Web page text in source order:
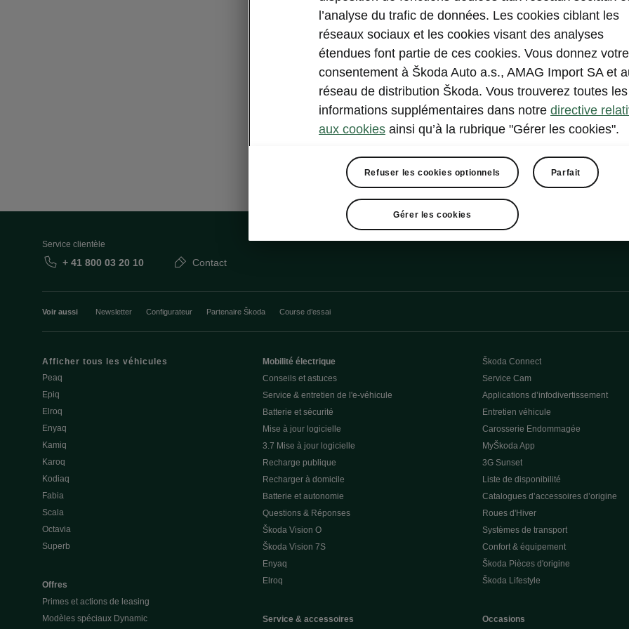
Service clientèle
+ 41 800 03 20 10 Contact
Voir aussi Newsletter Configurateur Partenaire Škoda Course d’essai
Afficher tous les véhicules
Peaq
Epiq
Elroq
Enyaq
Kamiq
Karoq
Kodiaq
Fabia
Scala
Octavia
Superb
Offres
Primes et actions de leasing
Modèles spéciaux Dynamic
Mobilité électrique
Conseils et astuces
Service & entretien de l'e-véhicule
Batterie et sécurité
Mise à jour logicielle
3.7 Mise à jour logicielle
Recharge publique
Recharger à domicile
Batterie et autonomie
Questions & Réponses
Škoda Vision O
Škoda Vision 7S
Enyaq
Elroq
Service & accessoires
Škoda Connect
Service Cam
Applications d’infodivertissement
Entretien véhicule
Carosserie Endommagée
MyŠkoda App
3G Sunset
Liste de disponibilité
Catalogues d’accessoires d’origine
Roues d'Hiver
Systèmes de transport
Confort & équipement
Škoda Pièces d'origine
Škoda Lifestyle
Occasions
l’analyse du trafic de données. Les cookies ciblant les
réseaux sociaux et les cookies visant des analyses
étendues font partie de ces cookies. Vous donnez votre
consentement à Škoda Auto a.s., AMAG Import SA et
réseau de distribution Škoda. Vous trouverez toutes les
informations supplémentaires dans notre directive
aux cookies ainsi qu’à la rubrique "Gérer les cookies".
Refuser les cookies optionnels Parfait
Gérer les cookies